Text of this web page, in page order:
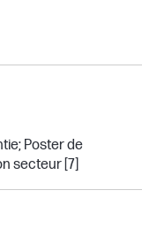
Poster de
secteur [7]